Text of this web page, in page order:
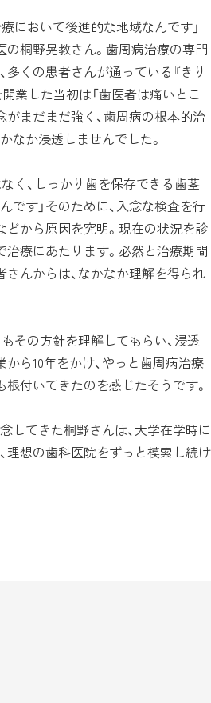
において後進的な地域なんです」
の桐野晃教さん。歯周病治療の専門
くの患者さんが通っている『きり
業した当初は「歯医者は痛いとこ
がまだまだ強く、歯周病の根本的治
なか浸透しませんでした。
く、しっかり歯を保存できる歯茎
す」そのために、入念な検査を行
どから原因を究明。現在の状況を診
治療にあたります。必然と治療期間
んからは、なかなか理解を得られ
その方針を理解してもらい、浸透
ら10年をかけ、やっと歯周病治療
付いてきたのを感じたそうです。
してきた桐野さんは、大学在学時に
理想の歯科医院をずっと模索し続け